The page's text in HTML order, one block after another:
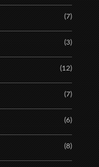
(7)
(3)
(12)
(7)
(6)
(8)